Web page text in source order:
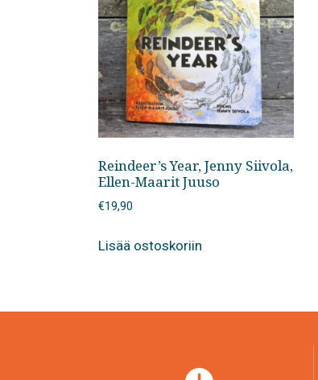
Reindeer’s Year, Jenny Siivola,
Ellen-Maarit Juuso
€19,90
Lisää ostoskoriin